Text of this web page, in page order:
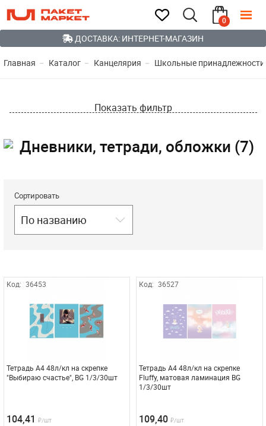
0
ДОСТАВКА: ИНТЕРНЕТ-МАГАЗИН
Главная Каталог Канцелярия Школьные принадлежности
Показать фильтр
Дневники, тетради, обложки (7)
Сортировать
По названию
Код: 36453
Тетрадь А4 48л/кл на скрепке
"Выбираю счастье", BG 1/3/30шт
104,41 ₽/шт
Код: 36527
Тетрадь А4 48л/кл на скрепке
Fluffy, матовая ламинация BG
1/3/30шт
109,40 ₽/шт